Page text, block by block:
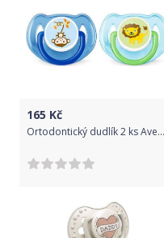
165 Kč
Ortodontický dudlík 2 ks Avent Lion 6-18 měsíců